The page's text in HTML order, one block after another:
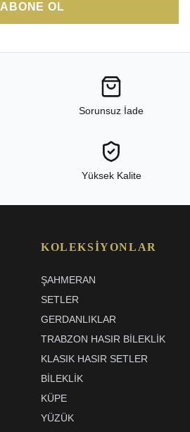
ABONE OL
Sorunsuz İade
Yüksek Kalite
KOLEKSIYONLAR
ŞAHMERAN
SETLER
GERDANLIKLAR
TRABZON HASIR BILEKLIK
KLASIK HASIR SETLER
BİLEKLİK
KÜPE
YÜZÜK